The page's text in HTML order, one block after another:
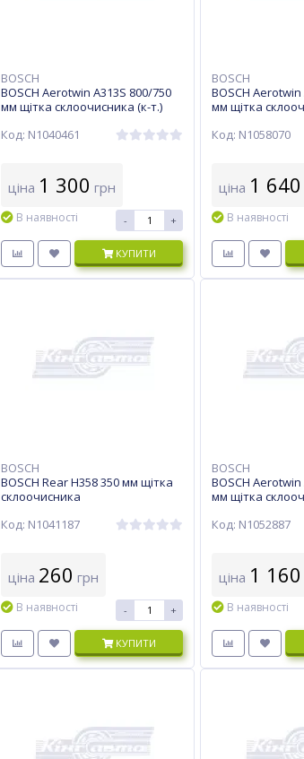
BOSCH
BOSCH Aerotwin A313S 800/750
мм щітка склоочисника (к-т.)
Код: N1040461
ціна 1 300 грн
В наявності - +
КУПИТИ
BOSCH
BOSCH
мм щітка
Код: N1058070
ціна 1 640
В наявності
BOSCH
BOSCH Rear H358 350 мм щітка
склоочисника
Код: N1041187
ціна 260 грн
В наявності - +
КУПИТИ
BOSCH
BOSCH
мм щітка
Код: N1052887
ціна 1 160
В наявності